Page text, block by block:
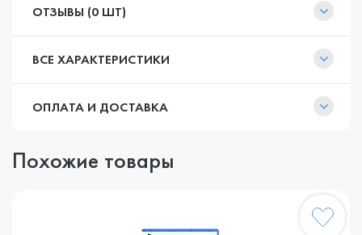
ОТЗЫВЫ (0 ШТ)
ВСЕ ХАРАКТЕРИСТИКИ
ОПЛАТА И ДОСТАВКА
Похожие товары